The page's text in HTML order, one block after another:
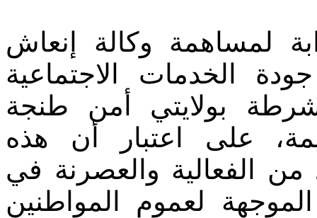
لمساهمة وكالة إنعاش
الخدمات الاجتماعية
بولايتي أمن طنجة
على اعتبار أن هذه
من الفعالية والعصرنة في
لعموم المواطنين